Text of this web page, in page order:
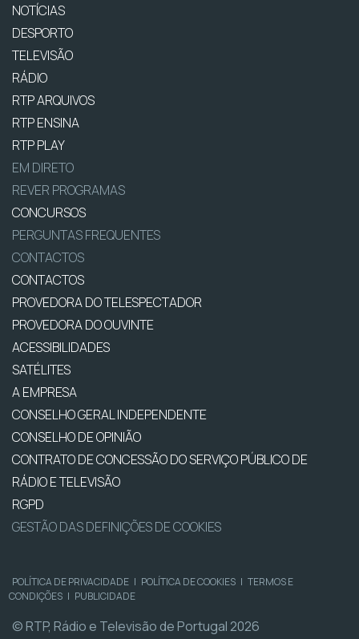
NOTÍCIAS
DESPORTO
TELEVISÃO
RÁDIO
RTP ARQUIVOS
RTP ENSINA
RTP PLAY
EM DIRETO
REVER PROGRAMAS
CONCURSOS
PERGUNTAS FREQUENTES
CONTACTOS
CONTACTOS
PROVEDORA DO TELESPECTADOR
PROVEDORA DO OUVINTE
ACESSIBILIDADES
SATÉLITES
A EMPRESA
CONSELHO GERAL INDEPENDENTE
CONSELHO DE OPINIÃO
CONTRATO DE CONCESSÃO DO SERVIÇO PÚBLICO DE
RÁDIO E TELEVISÃO
RGPD
GESTÃO DAS DEFINIÇÕES DE COOKIES
POLÍTICA DE PRIVACIDADE | POLÍTICA DE COOKIES | TERMOS E
CONDIÇÕES | PUBLICIDADE
© RTP, Rádio e Televisão de Portugal 2026